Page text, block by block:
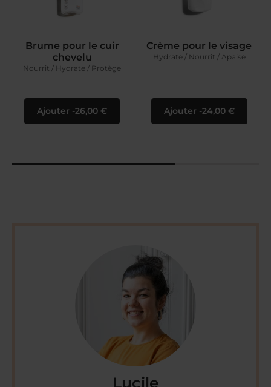
Brume pour le cuir
chevelu
Nourrit / Hydrate / Protège
Ajouter 26,00 €
Crème pour le visage
Hydrate / Nourrit / Apaise
Ajouter 24,00 €
Lucile